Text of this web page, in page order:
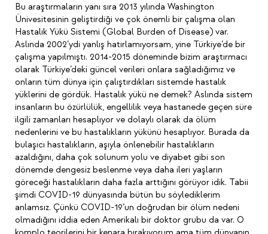
Bu araştırmaların yanı sıra 2013 yılında Washington
Ünivesitesinin geliştirdiği ve çok önemli bir çalışma olan
Hastalık Yükü Sistemi (Global Burden of Disease) var.
Aslında 2002’ydi yanlış hatırlamıyorsam, yine Türkiye’de bir
çalışma yapılmıştı. 2014-2015 döneminde bizim araştırmacı
olarak Türkiye’deki güncel verileri onlara sağladığımız ve
onların tüm dünya için çalıştırdıkları sistemde hastalık
yüklerini de gördük. Hastalık yükü ne demek? Aslında sistem
insanların bu özürlülük, engellilik veya hastanede geçen süre
ilgili zamanları hesaplıyor ve dolaylı olarak da ölüm
nedenlerini ve bu hastalıkların yükünü hesaplıyor. Burada da
bulaşıcı hastalıkların, aşıyla önlenebilir hastalıkların
azaldığını, daha çok solunum yolu ve diyabet gibi son
dönemde dengesiz beslenme veya daha ileri yaşların
göreceği hastalıkların daha fazla arttığını görüyor idik. Tabii
şimdi COVID-19 dünyasında bütün bu söylediklerim
anlamsız. Çünkü COVID-19’un doğrudan bir ölüm nedeni
olmadığını iddia eden Amerikalı bir doktor grubu da var. O